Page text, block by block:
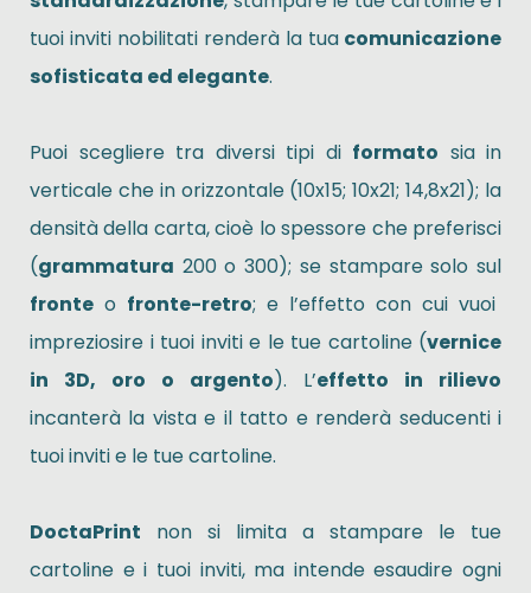
tuoi inviti nobilitati renderà la tua comunicazione
sofisticata ed elegante.
Puoi scegliere tra diversi tipi di formato sia in
verticale che in orizzontale (10x15; 10x21; 14,8x21); la
densità della carta, cioè lo spessore che preferisci
(grammatura 200 o 300); se stampare solo sul
fronte o fronte-retro; e l’effetto con cui vuoi
impreziosire i tuoi inviti e le tue cartoline (vernice
in 3D, oro o argento). L’effetto in rilievo
incanterà la vista e il tatto e renderà seducenti i
tuoi inviti e le tue cartoline.
DoctaPrint non si limita a stampare le tue
cartoline e i tuoi inviti, ma intende esaudire ogni